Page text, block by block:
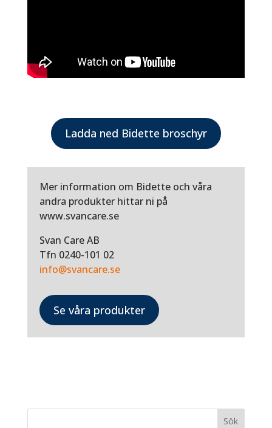
Ladda ned Bidette broschyr
Mer information om Bidette och våra
andra produkter hittar ni på
www.svancare.se
Svan Care AB
Tfn 0240-101 02
info@svancare.se
Se våra produkter
Sök